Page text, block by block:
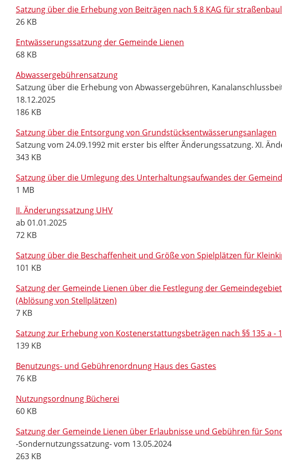
Satzung über die Erhebung von Beiträgen nach § 8 KAG für
26 KB
Entwässerungssatzung der Gemeinde Lienen
68 KB
Abwassergebührensatzung
Satzung über die Erhebung von Abwassergebühren,
18.12.2025
186 KB
Satzung über die Entsorgung von Grundstücksentwässerungsanlagen
Satzung vom 24.09.1992 mit erster bis elfter Änderungssatzung. XI.
343 KB
Satzung über die Umlegung des Unterhaltungsaufwandes der
1 MB
II. Änderungssatzung UHV
ab 01.01.2025
72 KB
Satzung über die Beschaffenheit und Größe von Spielplätzen für
101 KB
Satzung der Gemeinde Lienen über die Festlegung der
(Ablösung von Stellplätzen)
7 KB
Satzung zur Erhebung von Kostenerstattungsbeträgen nach §§ 135 a -
139 KB
Benutzungs- und Gebührenordnung Haus des Gastes
76 KB
Nutzungsordnung Bücherei
60 KB
Satzung der Gemeinde Lienen über Erlaubnisse und Gebühren für
-Sondernutzungssatzung- vom 13.05.2024
263 KB